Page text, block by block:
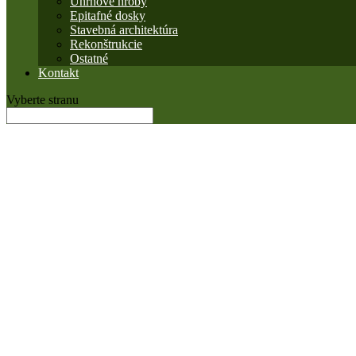
Epitafné dosky
Stavebná architektúra
Rekonštrukcie
Ostatné
Kontakt
Vyberte stranu